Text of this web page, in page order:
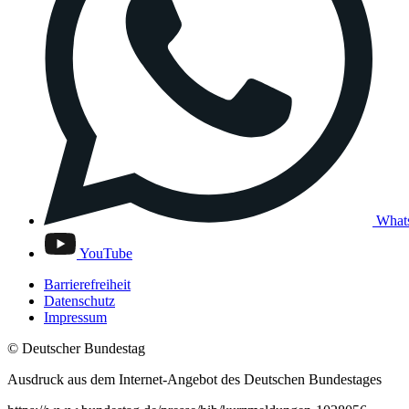
YouTube
Barrierefreiheit
Datenschutz
Impressum
© Deutscher Bundestag
Ausdruck aus dem Internet-Angebot des Deutschen Bundestages